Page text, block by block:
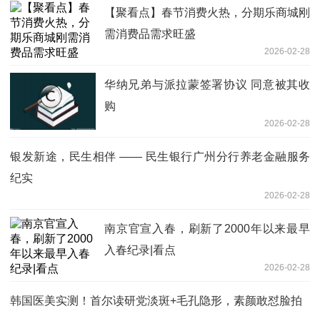
【聚看点】春节消费火热，分期乐商城刚
需消费品需求旺盛
2026-02-28
华纳兄弟与派拉蒙签署协议 同意被其收
购
2026-02-28
银发新途，民生相伴 —— 民生银行广州分行养老金融服务
纪实
2026-02-28
南京官宣入春，刷新了2000年以来最早
入春纪录|看点
2026-02-28
韩国医美实测！首尔读研党淡斑+毛孔隐形，素颜敢怼脸拍